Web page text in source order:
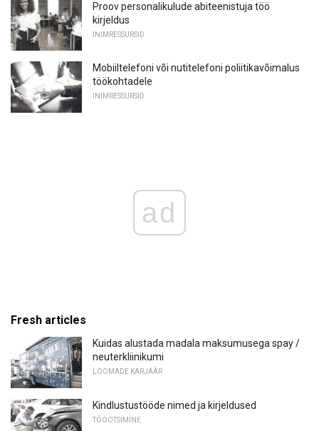
Proov personalikulude abiteenistuja töö
kirjeldus
INIMRESSURSID
Mobiiltelefoni või nutitelefoni poliitikavõimalus
töökohtadele
INIMRESSURSID
ad
Fresh articles
Kuidas alustada madala maksumusega spay /
neuterkliinikumi
LOOMADE KARJÄÄR
Kindlustustööde nimed ja kirjeldused
TÖÖOTSIMINE